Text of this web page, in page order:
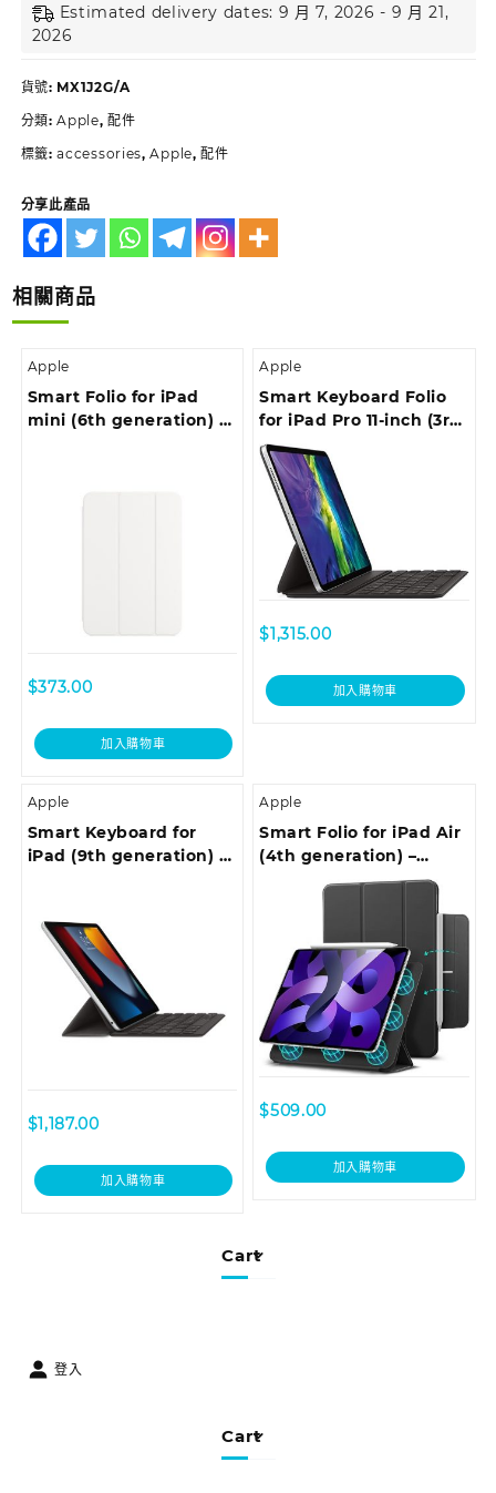
Cart
Estimated delivery dates: 9 月 7, 2026 - 9 月 21,
2026
貨號: MX1J2G/A
分類:Apple,配件
標籤:accessories,Apple,配件
分享此產品
相關商品
Apple
Smart Folio for iPad
mini (6th generation) –
$373.00
加入購物車
Apple
Smart Keyboard Folio
for iPad Pro 11-inch (3rd
generation) and iPad
Air (4th generation) —
Chinese (Pinyin)
$1,315.00
加入購物車
Apple
Smart Keyboard for
iPad (9th generation) –
$1,187.00
加入購物車
Apple
Smart Folio for iPad Air
(4th generation) –
$509.00
加入購物車
登入
Cart